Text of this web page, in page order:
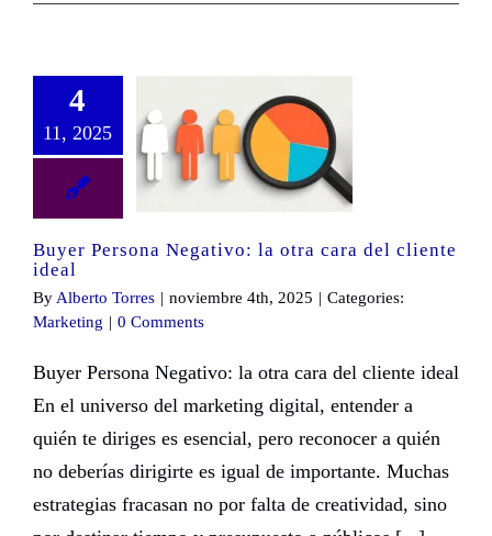
4
11, 2025
Buyer Persona Negativo: la otra cara del cliente
ideal
By Alberto Torres | noviembre 4th, 2025 | Categories:
Marketing | 0 Comments
Buyer Persona Negativo: la otra cara del cliente ideal
En el universo del marketing digital, entender a
quién te diriges es esencial, pero reconocer a quién
no deberías dirigirte es igual de importante. Muchas
estrategias fracasan no por falta de creatividad, sino